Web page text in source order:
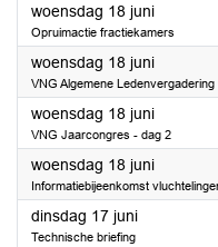
woensdag 18 juni2025
Opruimactie fractiekamers
woensdag 18 juni2025
VNG Algemene Ledenvergadering
woensdag 18 juni2025
VNG Jaarcongres - dag 2
woensdag 18 juni2025
Informatiebijeenkomst
dinsdag 17 juni2025
Technische briefing